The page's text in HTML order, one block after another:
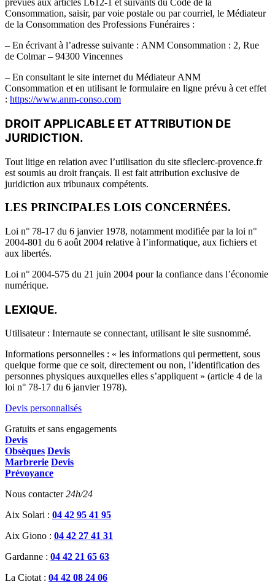
prévues aux articles L612-1 et suivants du Code de la
Consommation, saisir, par voie postale ou par courriel, le Médiateur
de la Consommation des Professions Funéraires :
– En écrivant à l’adresse suivante : ANM Consommation : 2, Rue
de Colmar – 94300 Vincennes
– En consultant le site internet du Médiateur ANM
Consommation et en utilisant le formulaire en ligne prévu à cet effet
: https://www.anm-conso.com
DROIT APPLICABLE ET ATTRIBUTION DE
JURIDICTION.
Tout litige en relation avec l’utilisation du site sfleclerc-provence.fr
est soumis au droit français. Il est fait attribution exclusive de
juridiction aux tribunaux compétents.
LES PRINCIPALES LOIS CONCERNÉES.
Loi n° 78-17 du 6 janvier 1978, notamment modifiée par la loi n°
2004-801 du 6 août 2004 relative à l’informatique, aux fichiers et
aux libertés.
Loi n° 2004-575 du 21 juin 2004 pour la confiance dans l’économie
numérique.
LEXIQUE.
Utilisateur : Internaute se connectant, utilisant le site susnommé.
Informations personnelles : « les informations qui permettent, sous
quelque forme que ce soit, directement ou non, l’identification des
personnes physiques auxquelles elles s’appliquent » (article 4 de la
loi n° 78-17 du 6 janvier 1978).
Devis personnalisés
Gratuits et sans engagements
Devis
Obsèques Devis
Marbrerie Devis
Prévoyance
Nous contacter24h/24
Aix Solari : 04 42 95 41 95
Aix Giono : 04 42 27 41 31
Gardanne : 04 42 21 65 63
La Ciotat : 04 42 08 24 06